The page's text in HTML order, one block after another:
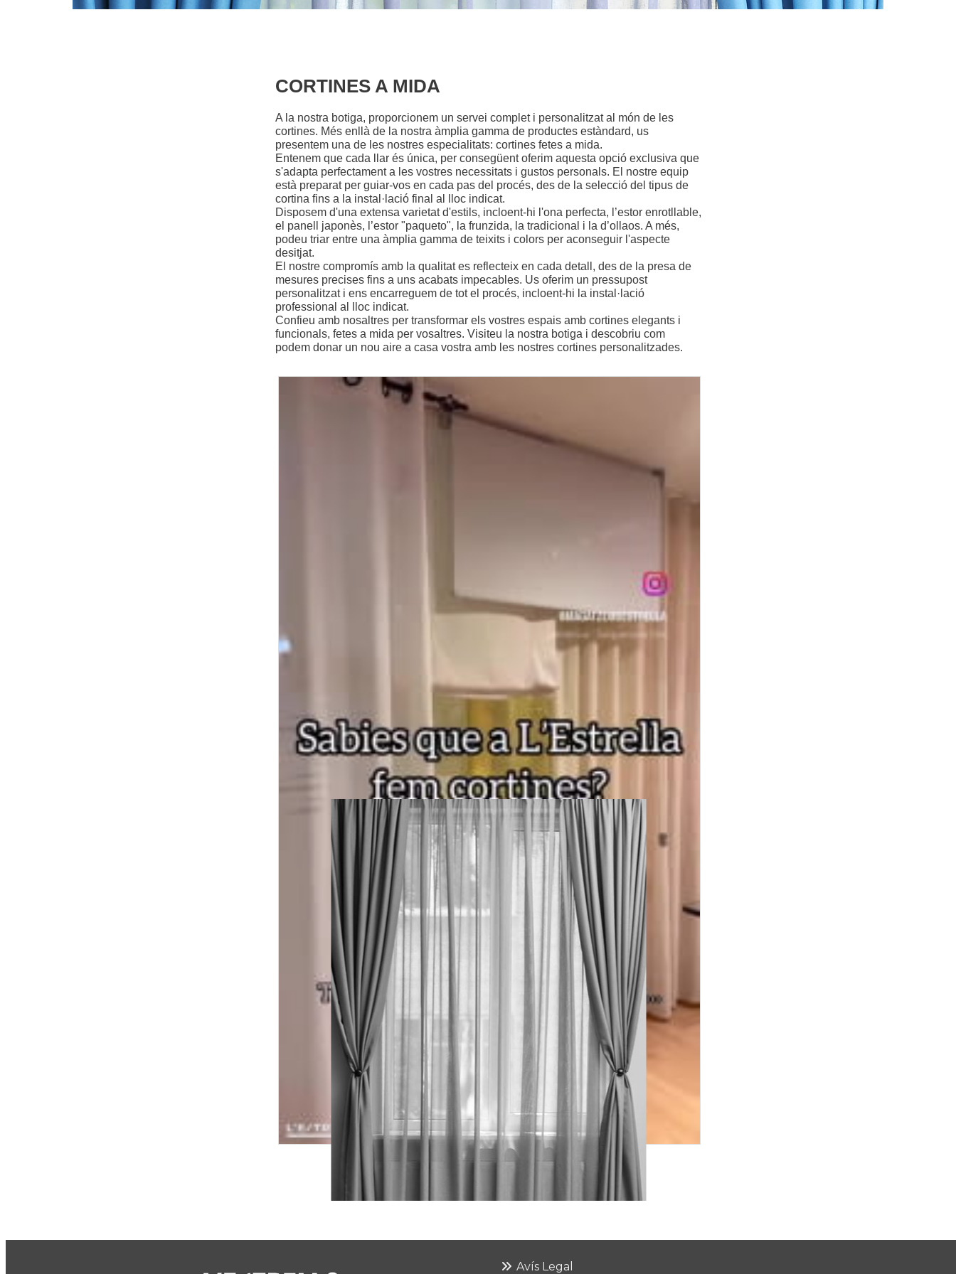
CORTINES A MIDA
A la nostra botiga, proporcionem un servei complet i personalitzat al món de les
cortines. Més enllà de la nostra àmplia gamma de productes estàndard, us
presentem una de les nostres especialitats: cortines fetes a mida.
Entenem que cada llar és única, per consegüent oferim aquesta opció exclusiva que
s'adapta perfectament a les vostres necessitats i gustos personals. El nostre equip
està preparat per guiar-vos en cada pas del procés, des de la selecció del tipus de
cortina fins a la instal·lació final al lloc indicat.
Disposem d'una extensa varietat d'estils, incloent-hi l'ona perfecta, l’estor enrotllable,
el panell japonès, l’estor "paqueto", la frunzida, la tradicional i la d’ollaos. A més,
podeu triar entre una àmplia gamma de teixits i colors per aconseguir l'aspecte
desitjat.
El nostre compromís amb la qualitat es reflecteix en cada detall, des de la presa de
mesures precises fins a uns acabats impecables. Us oferim un pressupost
personalitzat i ens encarreguem de tot el procés, incloent-hi la instal·lació
professional al lloc indicat.
Confieu amb nosaltres per transformar els vostres espais amb cortines elegants i
funcionals, fetes a mida per vosaltres. Visiteu la nostra botiga i descobriu com
podem donar un nou aire a casa vostra amb les nostres cortines personalitzades.
Avís Legal